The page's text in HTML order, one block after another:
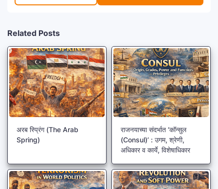
Related Posts
अरब स्प्रिंग (The Arab
Spring)
राजनयाच्या संदर्भात ‘कॉन्सुल
(Consul)’ : उगम, श्रेणी,
अधिकार व कार्ये, विशेषाधिकार